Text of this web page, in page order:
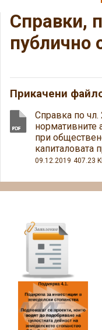
Справки,
публично
Прикачени
Справка по чл.
нормативните
при
капиталовата
09.12.2019 407.23